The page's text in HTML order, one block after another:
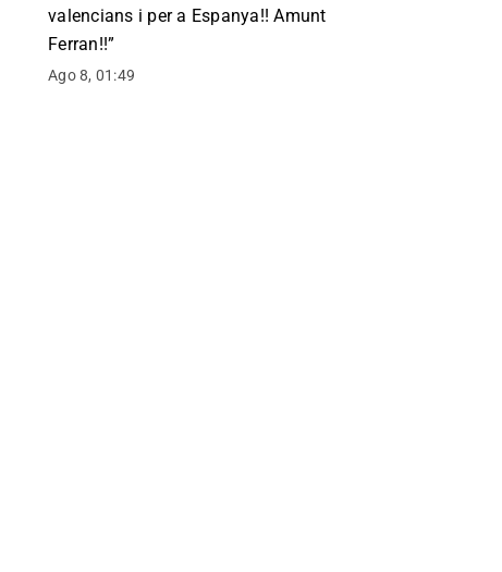
valencians i per a Espanya!! Amunt
Ferran!!”
Ago 8, 01:49